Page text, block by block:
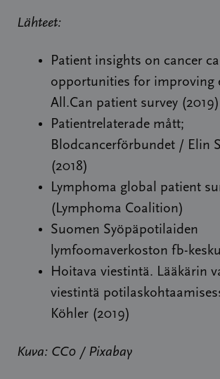
Lähteet:
Patient insights on cancer
opportunities for improving
All.Can patient survey (2019)
Patientrelaterade mått;
Blodcancerförbundet / Elin
(2018)
Lymphoma global patient
(Lymphoma Coalition)
Suomen Syöpäpotilaiden
lymfoomaverkoston fb-
Hoitava viestintä. Lääkärin
viestintä
Köhler (2019)
Kuva: CC0 / Pixabay